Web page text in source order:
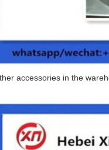
accessories in the